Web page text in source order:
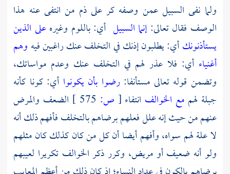
ولما نفى السبيل عمن وصفه كر على ذم من انتفى عنه هذا
الوصف فقال تعالى:إنما السبيل أي: باللوم وغيرهعلى الذين
يستأذنونكأي: يطلبون إذنك في التخلف عنك راغبين فيه وهم
أغنياءأي: فلا عذر لهم في التخلف عنك وعدم مواساتك،
وتضمن قوله تعالى مستأنفا:رضوا بأن يكونوا أي: كونا كأنه
جبلة لهم مع الخوالف انتفاء [ ص:
الضعف والمرض
عنهم من حيث إنه علل فعلهم برضاهم بالتخلف فأفهم ذلك أنه
لا علة لهم سواه، وأفهم أيضا أن كل من كان كذلك كان مثلهم
ولو أنه ضعيف أو مريض، وكرر ذكر الخوالف تكريرا لعيبهم